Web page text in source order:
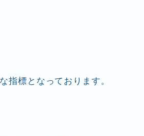
指標となっております。